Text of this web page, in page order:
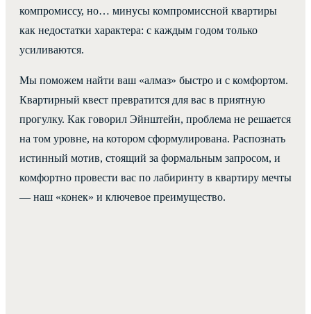
компромиссу, но… минусы компромиссной квартиры
как недостатки характера: с каждым годом только
усиливаются.
Мы поможем найти ваш «алмаз» быстро и с комфортом.
Квартирный квест превратится для вас в приятную
прогулку. Как говорил Эйнштейн, проблема не решается
на том уровне, на котором сформулирована. Распознать
истинный мотив, стоящий за формальным запросом, и
комфортно провести вас по лабиринту в квартиру мечты
— наш «конек» и ключевое преимущество.